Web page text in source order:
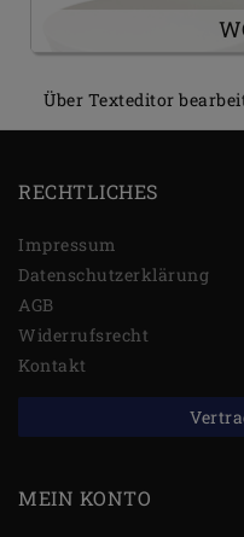
Über Texteditor
RECHTLICHES
Impressum
Daten­schutz­erklärung
AGB
Widerrufs­recht
Kontakt
MEIN KONTO